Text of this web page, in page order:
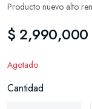
Producto nuevo alto
$ 2,990,000
Agotado
Cantidad